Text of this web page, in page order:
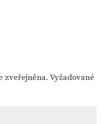
zveřejněna. Vyžadované